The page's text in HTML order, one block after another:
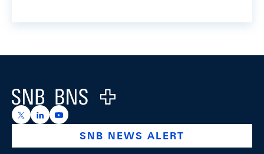
Logo
https://x.com/snb_bns
https://ch.linkedin.com/company/swiss-national-
https://www.youtube.com/@swissnationalbank
SNB NEWS ALERT